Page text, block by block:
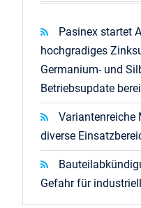
Pasinex startet
hochgradiges
Germanium- und
Betriebsupdate
Variantenreiche
diverse
Gefahr für